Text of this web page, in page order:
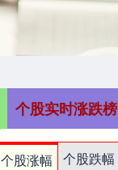
个股实时涨跌榜
个股涨幅 个股跌幅